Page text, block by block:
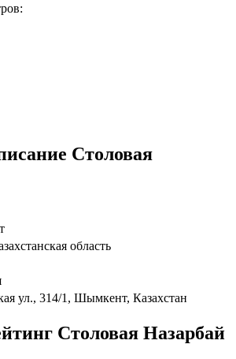
Столовая
область
ул., 314/1, Шымкент, Казахстан
Столовая Назарбай